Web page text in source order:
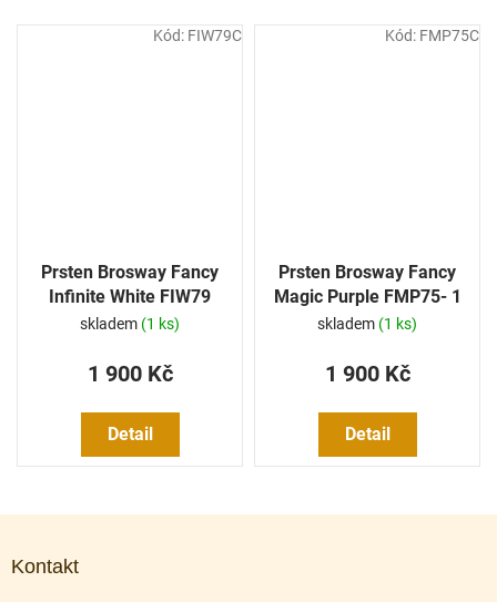
Prsten Brosway Fancy
Infinite White FIW79
skladem (1 ks)
1 900 Kč
Detail
Kód: FIW79C
Prsten Brosway Fancy
Magic Purple FMP75- 1
Ks
skladem (1 ks)
1 900 Kč
Detail
Kód: FMP75C
Kontakt